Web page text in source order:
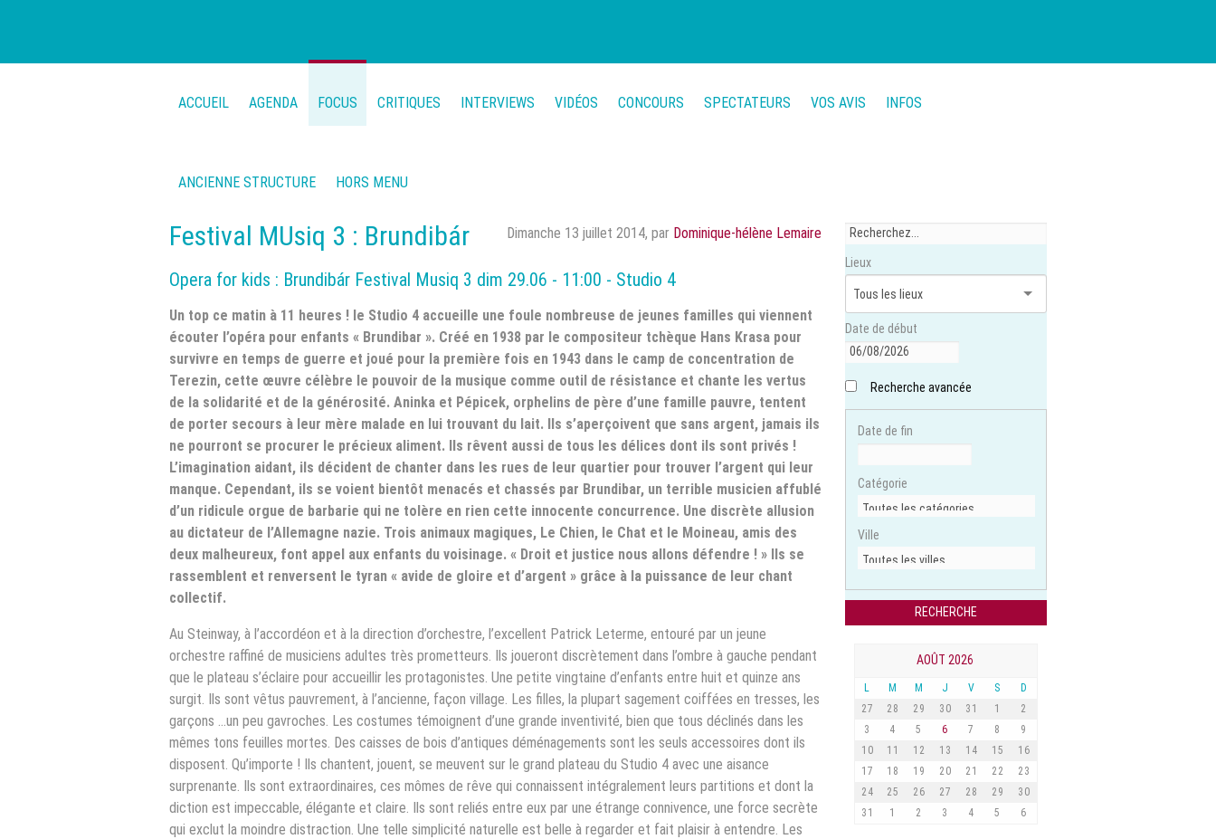
ACCUEIL AGENDA FOCUS CRITIQUES INTERVIEWS VIDÉOS CONCOURS SPECTATEURS VOS AVIS INFOS
ANCIENNE STRUCTURE HORS MENU
Dimanche 13 juillet 2014, par Dominique-hélène Lemaire
Festival MUsiq 3 : Brundibár
Opera for kids : Brundibár Festival Musiq 3 dim 29.06 - 11:00 - Studio 4
Un top ce matin à 11 heures ! le Studio 4 accueille une foule nombreuse de jeunes familles qui viennent
écouter l’opéra pour enfants « Brundibar ». Créé en 1938 par le compositeur tchèque Hans Krasa pour
survivre en temps de guerre et joué pour la première fois en 1943 dans le camp de concentration de
Terezin, cette œuvre célèbre le pouvoir de la musique comme outil de résistance et chante les vertus
de la solidarité et de la générosité. Aninka et Pépicek, orphelins de père d’une famille pauvre, tentent
de porter secours à leur mère malade en lui trouvant du lait. Ils s’aperçoivent que sans argent, jamais ils
ne pourront se procurer le précieux aliment. Ils rêvent aussi de tous les délices dont ils sont privés !
L’imagination aidant, ils décident de chanter dans les rues de leur quartier pour trouver l’argent qui leur
manque. Cependant, ils se voient bientôt menacés et chassés par Brundibar, un terrible musicien affublé
d’un ridicule orgue de barbarie qui ne tolère en rien cette innocente concurrence. Une discrète allusion
au dictateur de l’Allemagne nazie. Trois animaux magiques, Le Chien, le Chat et le Moineau, amis des
deux malheureux, font appel aux enfants du voisinage. « Droit et justice nous allons défendre ! » Ils se
rassemblent et renversent le tyran « avide de gloire et d’argent » grâce à la puissance de leur chant
collectif.
Au Steinway, à l’accordéon et à la direction d’orchestre, l’excellent Patrick Leterme, entouré par un jeune
orchestre raffiné de musiciens adultes très prometteurs. Ils joueront discrètement dans l’ombre à gauche pendant
que le plateau s’éclaire pour accueillir les protagonistes. Une petite vingtaine d’enfants entre huit et quinze ans
surgit. Ils sont vêtus pauvrement, à l’ancienne, façon village. Les filles, la plupart sagement coiffées en tresses, les
garçons …un peu gavroches. Les costumes témoignent d’une grande inventivité, bien que tous déclinés dans les
mêmes tons feuilles mortes. Des caisses de bois d’antiques déménagements sont les seuls accessoires dont ils
disposent. Qu’importe ! Ils chantent, jouent, se meuvent sur le grand plateau du Studio 4 avec une aisance
surprenante. Ils sont extraordinaires, ces mômes de rêve qui connaissent intégralement leurs partitions et dont la
diction est impeccable, élégante et claire. Ils sont reliés entre eux par une étrange connivence, une force secrète
qui exclut la moindre distraction. Une telle simplicité naturelle est belle à regarder et fait plaisir à entendre. Les
Lieux
Date de début
Recherche avancée
Date de fin
Catégorie
Ville
AOÛT 2026
L M M J V S
D
27
28 29 30 31 1
2
3
4 5 6 7 8
9
10
11 12 13 14 15
16
17
18 19 20 21 22
23
24
25 26 27 28 29
30
31
1 2 3 4 5 6